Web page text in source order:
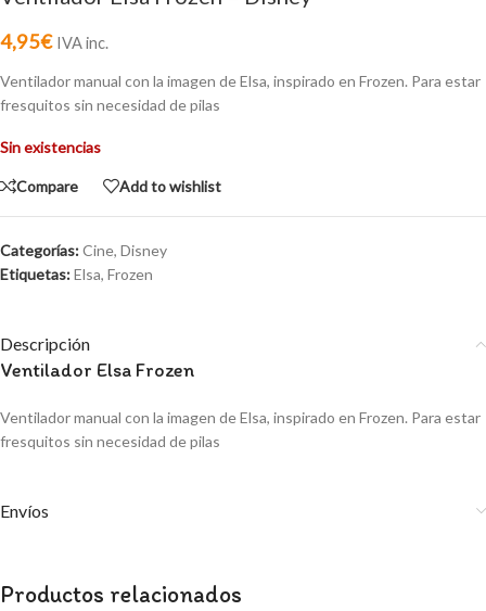
4,95€ IVA inc.
Ventilador manual con la imagen de Elsa, inspirado en Frozen. Para estar
fresquitos sin necesidad de pilas
Sin existencias
Compare Add to wishlist
Categorías:Cine, Disney
Etiquetas:Elsa, Frozen
Descripción
Ventilador Elsa Frozen
Ventilador manual con la imagen de Elsa, inspirado en Frozen. Para estar
fresquitos sin necesidad de pilas
Envíos
Productos relacionados